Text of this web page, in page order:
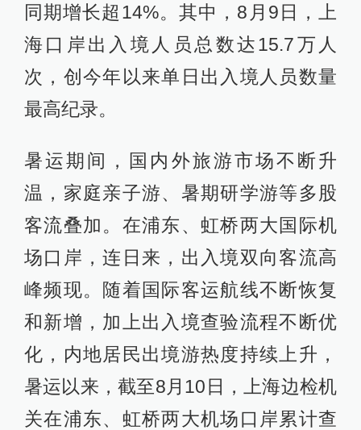
同期增长超14%。其中，8月9日，上
海口岸出入境人员总数达15.7万人
次，创今年以来单日出入境人员数量
最高纪录。
暑运期间，国内外旅游市场不断升
温，家庭亲子游、暑期研学游等多股
客流叠加。在浦东、虹桥两大国际机
场口岸，连日来，出入境双向客流高
峰频现。随着国际客运航线不断恢复
和新增，加上出入境查验流程不断优
化，内地居民出境游热度持续上升，
暑运以来，截至8月10日，上海边检机
关在浦东、虹桥两大机场口岸累计查